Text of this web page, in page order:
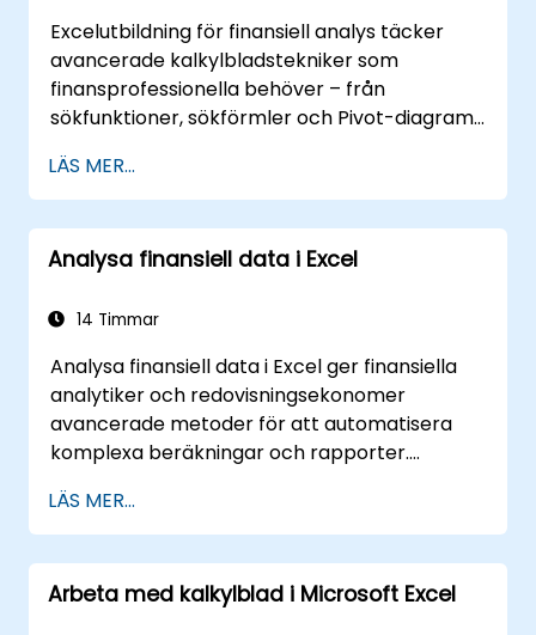
Excelutbildning för finansiell analys täcker
avancerade kalkylbladstekniker som
finansprofessionella behöver – från
sökfunktioner, sökförmler och Pivot-diagram
dataflöden och värdepappersanalys. Den
fördjupar sig i praktiska metoder för att
utvärdera begrepp om tidens värde av
pengar, identifiera marknads trender, bygga
Excels kompletta analysverktyg för komplexa
LÄS MER...
Analysa finansiell data i Excel
14 Timmar
Analysa finansiell data i Excel ger finansiella
analytiker och redovisningsekonomer
avancerade metoder för att automatisera
komplexa beräkningar och rapporter.
funktioner, INDEX-MATCH-sökningar,
databasfrågor, PivotTabeller, PivotDiagram
och integration av extern data. Djupdyker i
Goal Seek, Solver, Analysis ToolPak och VBA-
LÄS MER...
Arbeta med kalkylblad i Microsoft Excel